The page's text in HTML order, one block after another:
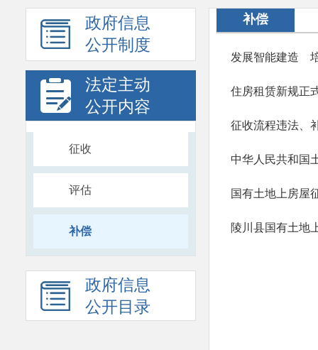
政府信息
公开制度
法定主动
公开内容
征收
评估
补偿
政府信息
公开目录
补偿
发展智能建造
住房租赁新规正
征收流程违法、
中华人民共和国
国有土地上房屋
陵川县国有土地